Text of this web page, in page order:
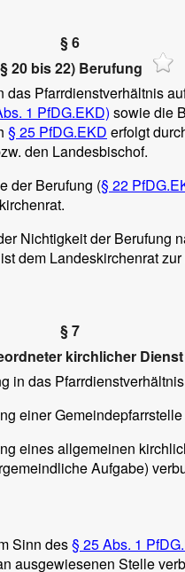
§ 6
20 bis 22) Berufung
das Pfarrdienstverhältnis
1 PfDG.EKD) sowie die
§ 25 PfDG.EKD erfolgt
den Landesbischof.
der Berufung (§ 22
Nichtigkeit der Berufung
ist dem Landeskirchenrat
§ 7
kirchlicher Dienst
in das
einer
eines allgemeinen
Aufgabe)
Sinn des§ 25 Abs. 1
ausgewiesenen Stelle